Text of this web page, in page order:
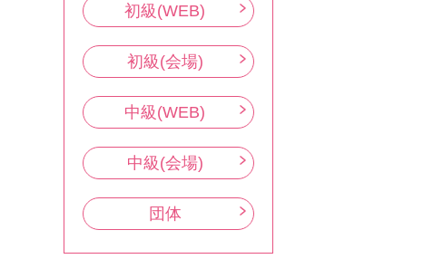
初級(WEB)
初級(会場)
中級(WEB)
中級(会場)
団体